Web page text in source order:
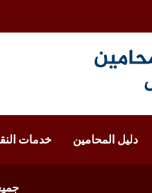
دليل المحامين خدمات